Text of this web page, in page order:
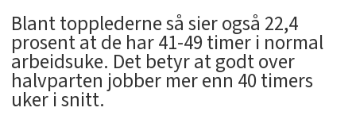
Blant topplederne så sier også 22,4
prosent at de har 41-49 timer i normal
arbeidsuke. Det betyr at godt over
halvparten jobber mer enn 40 timers
uker i snitt.